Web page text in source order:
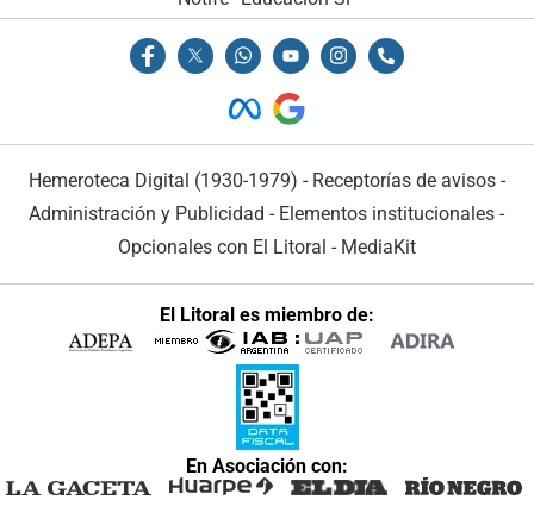
Hemeroteca Digital (1930-1979) - Receptorías de avisos -
Administración y Publicidad - Elementos institucionales -
Opcionales con El Litoral - MediaKit
El Litoral es miembro de:
En Asociación con: